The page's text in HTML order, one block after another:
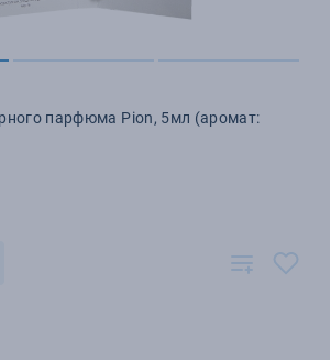
парфюма Pion, 5мл (аромат: